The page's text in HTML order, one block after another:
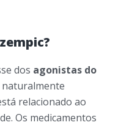
dos agonistas do
naturalmente
relacionado ao
Os medicamentos